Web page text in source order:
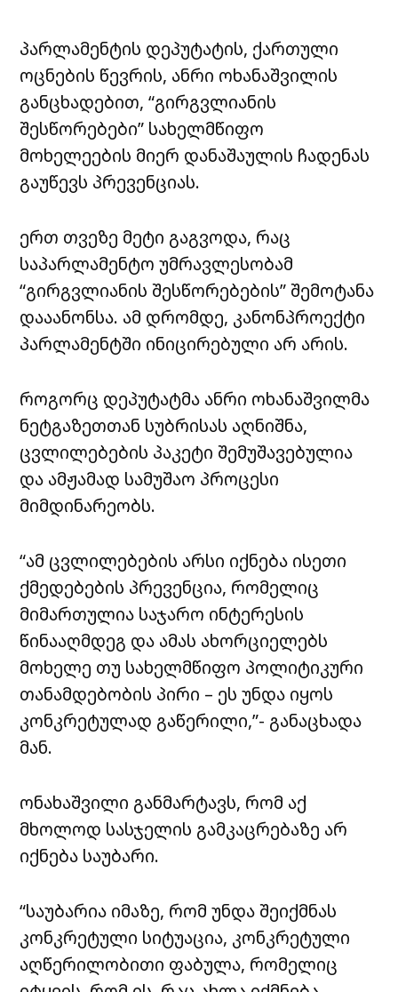
პარლამენტის დეპუტატის, ქართული
ოცნების წევრის, ანრი ოხანაშვილის
განცხადებით, “გირგვლიანის
შესწორებები” სახელმწიფო
მოხელეების მიერ დანაშაულის ჩადენას
გაუწევს პრევენციას.
ერთ თვეზე მეტი გაგვოდა, რაც
საპარლამენტო უმრავლესობამ
“გირგვლიანის შესწორებების” შემოტანა
დააანონსა. ამ დრომდე, კანონპროექტი
პარლამენტში ინიცირებული არ არის.
როგორც დეპუტატმა ანრი ოხანაშვილმა
ნეტგაზეთთან სუბრისას აღნიშნა,
ცვლილებების პაკეტი შემუშავებულია
და ამჟამად სამუშაო პროცესი
მიმდინარეობს.
“ამ ცვლილებების არსი იქნება ისეთი
ქმედებების პრევენცია, რომელიც
მიმართულია საჯარო ინტერესის
წინააღმდეგ და ამას ახორციელებს
მოხელე თუ სახელმწიფო პოლიტიკური
თანამდებობის პირი – ეს უნდა იყოს
კონკრეტულად გაწერილი,”- განაცხადა
მან.
ონახაშვილი განმარტავს, რომ აქ
მხოლოდ სასჯელის გამკაცრებაზე არ
იქნება საუბარი.
“საუბარია იმაზე, რომ უნდა შეიქმნას
კონკრეტული სიტუაცია, კონკრეტული
აღწერილობითი ფაბულა, რომელიც